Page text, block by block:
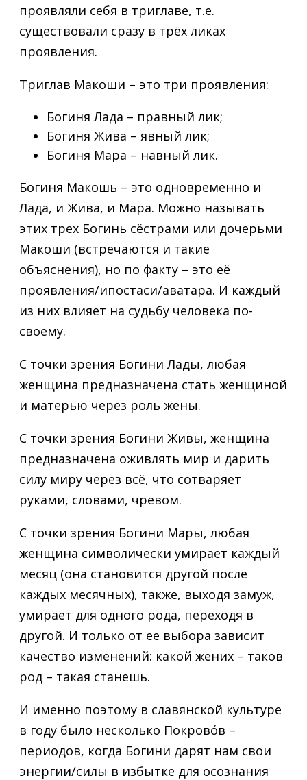
проявляли себя в триглаве, т.е.
существовали сразу в трёх ликах
проявления.
Триглав Макоши – это три проявления:
Богиня Лада – правный лик;
Богиня Жива – явный лик;
Богиня Мара – навный лик.
Богиня Макошь – это одновременно и
Лада, и Жива, и Мара. Можно называть
этих трех Богинь сёстрами или дочерьми
Макоши (встречаются и такие
объяснения), но по факту – это её
проявления/ипостаси/аватара. И каждый
из них влияет на судьбу человека по-
своему.
С точки зрения Богини Лады, любая
женщина предназначена стать женщиной
и матерью через роль жены.
С точки зрения Богини Живы, женщина
предназначена оживлять мир и дарить
силу миру через всё, что сотваряет
руками, словами, чревом.
С точки зрения Богини Мары, любая
женщина символически умирает каждый
месяц (она становится другой после
каждых месячных), также, выходя замуж,
умирает для одного рода, переходя в
другой. И только от ее выбора зависит
качество изменений: какой жених – таков
род – такая станешь.
И именно поэтому в славянской культуре
в году было несколько Покрово́в –
периодов, когда Богини дарят нам свои
энергии/силы в избытке для осознания